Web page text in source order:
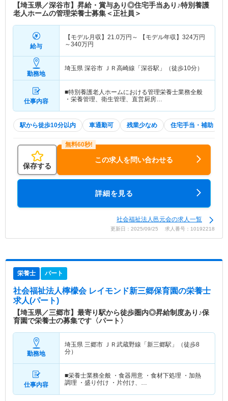
【埼玉県／深谷市】昇給・賞与あり◎住宅手当あり♪特別養護
老人ホームの管理栄養士募集＜正社員＞
給与
【モデル月収】 21.0万円～ 【モデル年収】 324万円
～340万円
勤務地
埼玉県 深谷市 ＪＲ高崎線「深谷駅」（徒歩10分）
仕事内容
■特別養護老人ホームにおける管理栄養士業務全般
・栄養管理、衛生管理、直営厨房…
駅から徒歩10分以内 車通勤可 残業少なめ 住宅手当・補助
保存する
この求人を問い合わせる
詳細を見る
社会福祉法人邑元会の求人一覧
更新日：2025/09/25 求人番号：10192218
栄養士 パート
社会福祉法人檸檬会 レイモンド新三郷保育園の栄養士
求人(パート)
【埼玉県／三郷市】最寄り駅から徒歩圏内◎昇給制度あり♪保
育園で栄養士の募集です〈パート〉
勤務地
埼玉県 三郷市 ＪＲ武蔵野線「新三郷駅」（徒歩8
分）
仕事内容
■栄養士業務全般 ・食器用意 ・食材下処理 ・加熱
調理 ・盛り付け ・片付け、…